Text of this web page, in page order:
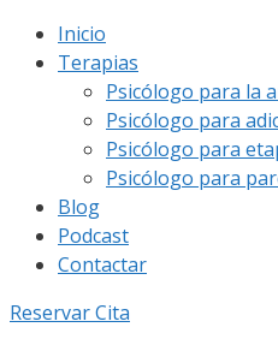
Inicio
Terapias
Psicólogo para la
Psicólogo para
Psicólogo para
Psicólogo para
Blog
Podcast
Contactar
Reservar Cita